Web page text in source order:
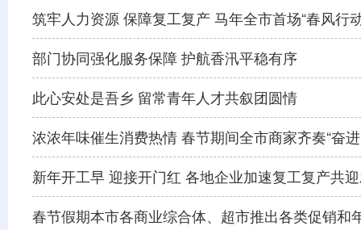
筑牢人力资源 保障复工复产 马年全市首场“春风行
部门协同强化服务保障 护航香汛平稳有序
此心安处是吾乡 留常青年人才共叙团圆情
浓浓年味催生消费热情 春节期间全市商家齐奏“奋进
新年开工早 迎接开门红 各地企业加速复工复产共
春节假期本市各商业综合体、超市推出各类促销和